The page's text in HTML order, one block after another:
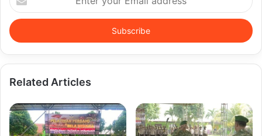
your
Email
address
Related Articles